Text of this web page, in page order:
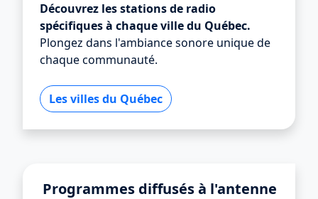
Découvrez les stations de radio
spécifiques à chaque ville du Québec.
Plongez dans l'ambiance sonore unique de
chaque communauté.
Les villes du Québec
Programmes diffusés à l'antenne